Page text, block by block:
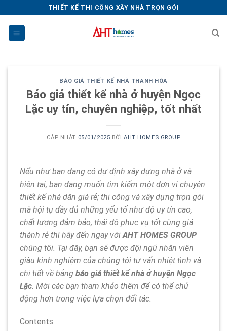
dung
THIẾT KẾ THI CÔNG XÂY NHÀ TRỌN GÓI
BÁO GIÁ THIẾT KẾ NHÀ THANH HÓA
Báo giá thiết kế nhà ở huyện Ngọc
Lặc uy tín, chuyên nghiệp, tốt nhất
CẬP NHẬT 05/01/2025 BỞIAHT HOMES GROUP
Nếu như bạn đang có dự định xây dựng nhà ở và
hiện tại, bạn đang muốn tìm kiếm một đơn vị chuyên
thiết kế nhà dân giá rẻ; thi công và xây dựng trọn gói
mà hội tụ đầy đủ những yếu tố như độ uy tín cao,
chất lượng đảm bảo, thái độ phục vụ tốt cùng giá
thành rẻ thì hãy đến ngay với AHT HOMES GROUP
chúng tôi. Tại đây, bạn sẽ được đội ngũ nhân viên
giàu kinh nghiệm của chúng tôi tư vấn nhiệt tình và
chi tiết về bảng báo giá thiết kế nhà ở huyện Ngọc
Lặc . Mời các bạn tham khảo thêm để có thể chủ
động hơn trong việc lựa chọn đối tác.
Contents